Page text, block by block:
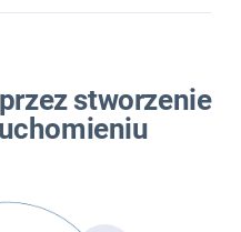
stworzenie